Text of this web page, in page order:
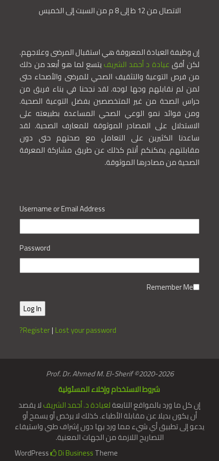
الاتصال من 12 ظ إلى 8 م من السبت إلى الخميس
إن وظيفة العيادة المعروفة هي استقبال المرضى وعلاجهم.
لكن أفق عيادة د أحمد الشريفيتسع لما هو أبعد من ذلك
من فرص التوعية والتثقيف الصحي للمرضى والأصحاء حتى
لمن لم نقابلهم وجها لوجه. لقد نجحنا في بناء فريق من
حراس الصحة من غير المتخصصين بفضل التوعية الصحية.
ومن فوائد نمو الوعي الصحي المساعدة بطبيعته على
الاستدلال على المصادر الموثوقة للمعارف الصحية. لقد
ساعدنا الكثيرين على التعامل مع صحتهم حتى دون
مقابلتهم. يمكنكم أنتم كذلك عن طريق مشاركة المعرفة
الصحية من مصادرها الموثوقة.
Username or Email Address
Password
Remember Me
Register| Lost your password?
Prof. Dr. Ahmed M. El-Sherif©2020-2026
شروط الاستخدام وإخلاء المسئولية
إن كل ما ورد بالمواقع التابعةلعيادة د. أحمد الشريفلا يقصد
أن يكون بديلا عن مقابلة الأطباء. كذلك لا يرخص أو يسمح أو
يدعو إلى تطبيق أي شيء مما ورد بها دون إشراف طبي واستيفاء
التصاريح اللازمة من الجهات المعنية.
WordPress
Di BusinessTheme